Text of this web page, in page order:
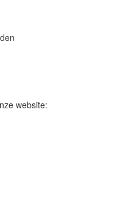
website: